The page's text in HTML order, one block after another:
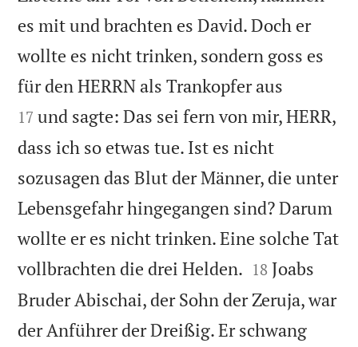
es mit und brachten es David. Doch er
wollte es nicht trinken, sondern goss es
für den HERRN als Trankopfer aus
17 und sagte: Das sei fern von mir, HERR,
dass ich so etwas tue. Ist es nicht
sozusagen das Blut der Männer, die unter
Lebensgefahr hingegangen sind? Darum
wollte er es nicht trinken. Eine solche Tat
vollbrachten die drei Helden. 

18 Joabs
Bruder Abischai, der Sohn der Zeruja, war
der Anführer der Dreißig. Er schwang